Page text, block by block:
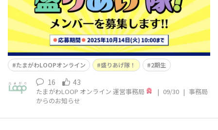
フは ｢たまがわLOOPオンライン
たまがわLOOPオンライン 盛りあげ隊！ 2期生
16 43
たまがわLOOP オンライン 運営事務局 | 09/30 | 事務局
からのお知らせ